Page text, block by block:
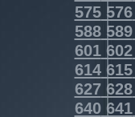
575576
588589
601602
614615
627628
640641